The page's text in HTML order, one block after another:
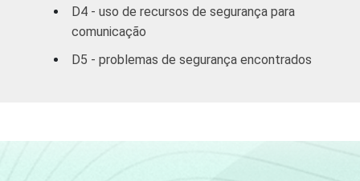
Transp./
serviços
D4 - uso de recursos de segurança para
comunicação
D5 - problemas de segurança encontrados